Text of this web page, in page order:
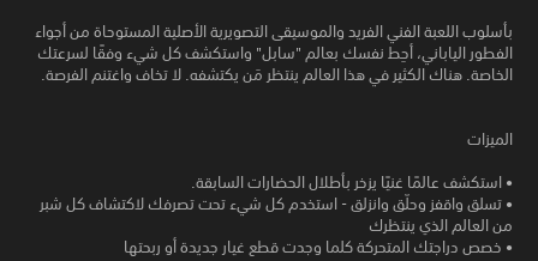
بأسلوب اللعبة الفني الفريد والموسيقى التصويرية الأصلية المستوحاة من أجواء
الفطور الياباني، أحِط نفسك بعالم "سابل" واستكشف كل شيء وفقًا لسرعتك
الخاصة. هناك الكثير في هذا العالم ينتظر مَن يكتشفه. لا تخاف واغتنم الفرصة.
الميزات
• استكشف عالمًا غنيًا يزخر بأطلال الحضارات السابقة.
• تسلق واقفز وحلّق وانزلق - استخدم كل شيء تحت تصرفك لاكتشاف كل شبر
من العالم الذي ينتظرك
• خصص دراجتك المتحركة كلما وجدت قطع غيار جديدة أو ربحتها